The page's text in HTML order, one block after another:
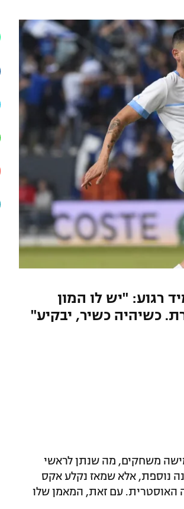
סינית
ברזילאית
נוספות
רגוע: "יש לו המון
כשיהיה כשיר, יבקיע"
משחקים, מה שנתן לראשי
נוספת, אלא שמאז נקלע אקס
האוסטרית. עם זאת, המאמן שלו